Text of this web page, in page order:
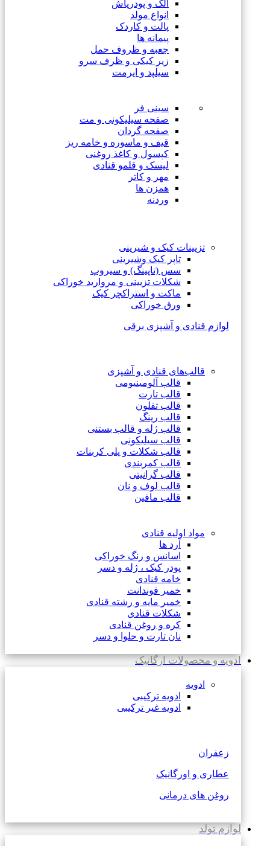
الک و پودرپاش
انواع مولد
پالت و کاردک
پیمانه ها
جعبه و ظروف حمل
زیر کیکی و ظرف سرو
سیلپد و ایرمت
سینی فر
صفحه سیلیکونی و مت
صفحه گردان
قیف و ماسوره و خامه ریز
کپسول و کاغذ روغنی
لیسک و قلمو قنادی
مهر و کاتر
همزن ها
وردنه
تزیینات کیک و شیرینی
تاپر کیک وشیرینی
سس (تاپینگ) و سیروپ
شکلات تزیینی و مروارید خوراکی
ماکت و استراکچر کیک
ورق خوراکی
لوازم قنادی و آشپزی برقی
قالب‌های قنادی و آشپزی
قالب آلومینیومی
قالب تارت
قالب تفلون
قالب رینگ
قالب ژله و قالب بستنی
قالب سیلیکونی
قالب شکلات و پلی کربنات
قالب کمربندی
قالب گرانیتی
قالب لوف و نان
قالب مافین
مواد اولیه قنادی
آرد ها
اسانس و رنگ خوراکی
پودر کیک ، ژله و دسر
خامه قنادی
خمیر فوندانت
خمیر مایه و رشته قنادی
شکلات قنادی
کره و روغن قنادی
نان تارت و حلوا و دسر
ادویه و محصولات ارگانیک
ادویه
ادویه ترکیبی
ادویه غیر ترکیبی
زعفران
عطاری و اورگانیک
روغن های درمانی
لوازم تولد